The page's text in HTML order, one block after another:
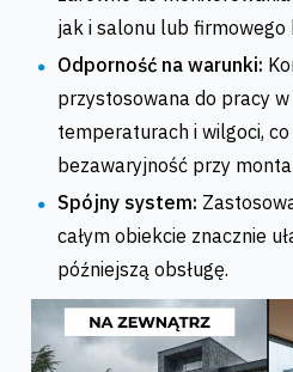
jak i salonu lub firmowego
Odporność na warunki:
przystosowana do pracy
temperaturach i wilgoci,
bezawaryjność przy
Spójny system:
całym obiekcie znacznie
późniejszą obsługę.